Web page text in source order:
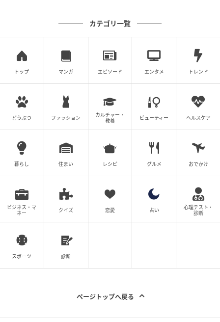
はちみつ入りのホットドリンク
はちみつは喉の不快感を和らげる目的で親しまれてい
ます。持ち込みが自由なお店であれば、お家からマヌ
カハニーやはちみつを持参して、ホットのお湯やハー
ブティーに溶かして飲むのがおすすめです。また、市
販ののど飴を温かいお湯に溶かして飲む方法もありま
カラオケでできれば避けたほうがいい飲み物
カテゴリ一覧
トップ マンガ エピソード エンタメ トレンド
どうぶつ ファッション
カルチャー・
教養
ビューティー ヘルスケア
暮らし 住まい レシピ グルメ おでかけ
ビジネス・マ
ネー
クイズ 恋愛 占い
心理テスト・
診断
スポーツ 診断
ページトップへ戻る